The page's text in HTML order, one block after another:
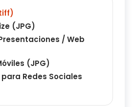
(JPG)
/ Web
(JPG)
Redes Sociales